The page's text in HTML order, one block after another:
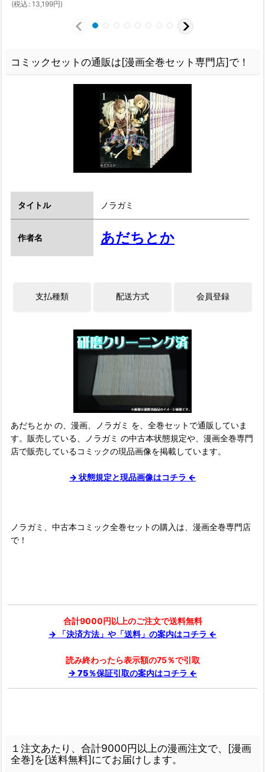
(税込 : 13,199円)
コミックセットの通販は[漫画全巻セット専門店]で！
タイトル ノラガミ
作者名 あだちとか
あだちとか の、漫画、ノラガミ を、全巻セットで通販していま
す。販売している、ノラガミ の中古本状態規定や、漫画全巻専門
店で販売しているコミックの現品画像を掲載しています。
→ 状態規定と現品画像はコチラ ←
ノラガミ、中古本コミック全巻セットの購入は、漫画全巻専門店
で！
合計9000円以上のご注文で送料無料
→ 「決済方法」や「送料」の案内はコチラ ←
読み終わったら表示額の75％で引取
→ 75％保証引取の案内はコチラ ←
１注文あたり、合計9000円以上の漫画注文で、[漫画
全巻]を[送料無料]にてお届けします。